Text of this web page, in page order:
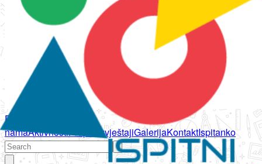
Početna
namaAktivnostiPropisi IzvještajiGalerijaKontaktIspitanko